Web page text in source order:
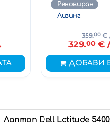
Реновиран
Лизинг
359.00€
329.00€
ДОБАВИ
Лаптоп Dell Latitude